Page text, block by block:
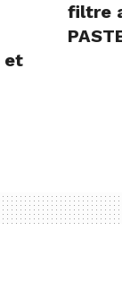
et
filtre